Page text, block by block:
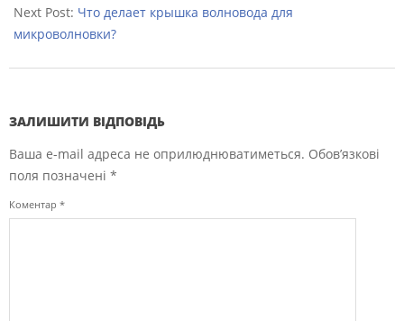
10
Next Post: Что делает крышка волновода для
микроволновки?
ЗАЛИШИТИ ВІДПОВІДЬ
Ваша e-mail адреса не оприлюднюватиметься. Обов’язкові
поля позначені *
Коментар *